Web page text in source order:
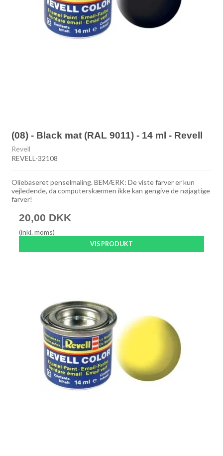
(08) - Black mat (RAL 9011) - 14 ml - Revell
Revell
REVELL-32108
Oliebaseret penselmaling. BEMÆRK: De viste farver er kun
vejledende, da computerskærmen ikke kan gengive de nøjagtige
farver!
20,00 DKK
(inkl. moms)
VIS PRODUKT